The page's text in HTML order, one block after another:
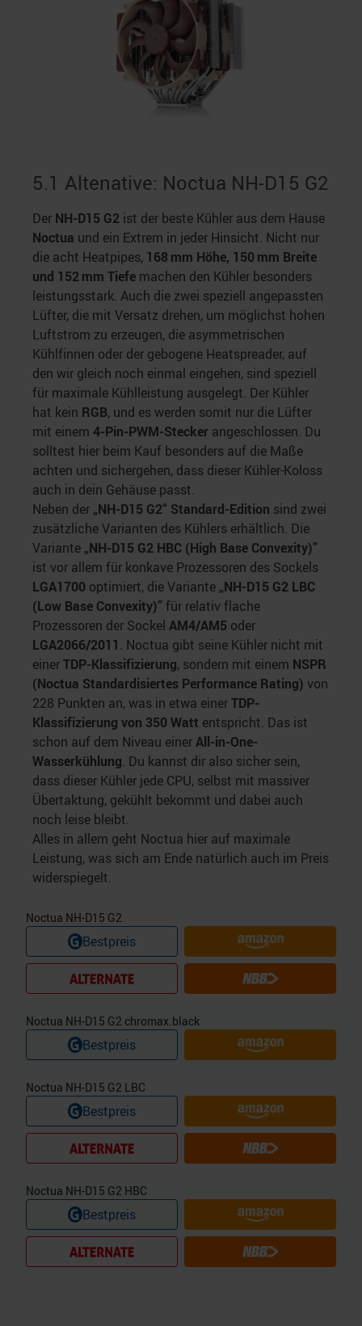
5.1 Altenative: Noctua NH-D15 G2
Der NH-D15 G2 ist der beste Kühler aus dem Hause
Noctua und ein Extrem in jeder Hinsicht. Nicht nur
die acht Heatpipes, 168 mm Höhe, 150 mm Breite
und 152 mm Tiefe machen den Kühler besonders
leistungsstark. Auch die zwei speziell angepassten
Lüfter, die mit Versatz drehen, um möglichst hohen
Luftstrom zu erzeugen, die asymmetrischen
Kühlfinnen oder der gebogene Heatspreader, auf
den wir gleich noch einmal eingehen, sind speziell
für maximale Kühlleistung ausgelegt. Der Kühler
hat kein RGB, und es werden somit nur die Lüfter
mit einem 4-Pin-PWM-Stecker angeschlossen. Du
solltest hier beim Kauf besonders auf die Maße
achten und sichergehen, dass dieser Kühler-Koloss
auch in dein Gehäuse passt.
Neben der „NH-D15 G2“ Standard-Edition sind zwei
zusätzliche Varianten des Kühlers erhältlich. Die
Variante „NH-D15 G2 HBC (High Base Convexity)”
ist vor allem für konkave Prozessoren des Sockels
LGA1700 optimiert, die Variante „NH-D15 G2 LBC
(Low Base Convexity)”für relativ flache
Prozessoren der Sockel AM4/AM5 oder
LGA2066/2011. Noctua gibt seine Kühler nicht mit
einerTDP-Klassifizierung, sondern mit einem NSPR
(Noctua Standardisiertes Performance Rating) von
228 Punkten an, was in etwa einerTDP-
Klassifizierung von 350 Watt entspricht. Das ist
schon auf dem Niveau einerAll-in-One-
Wasserkühlung. Du kannst dir also sicher sein,
dass dieser Kühler jede CPU, selbst mit massiver
Übertaktung, gekühlt bekommt und dabei auch
noch leise bleibt.
Alles in allem geht Noctua hier auf maximale
Leistung, was sich am Ende natürlich auch im Preis
widerspiegelt.
Noctua NH-D15 G2
Bestpreis
Noctua NH-D15 G2 chromax.black
Bestpreis
Noctua NH-D15 G2 LBC
Bestpreis
Noctua NH-D15 G2 HBC
Bestpreis